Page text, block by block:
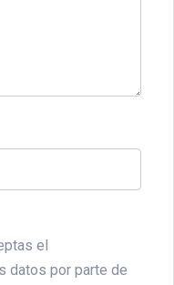
el
datos por parte de